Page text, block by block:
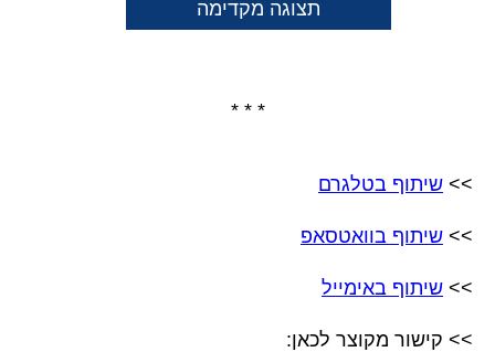
תצוגה מקדימה
* * *
>> שיתוף בטלגרם
>> שיתוף בוואטסאפ
>> שיתוף באימייל
>> קישור מקוצר לכאן: